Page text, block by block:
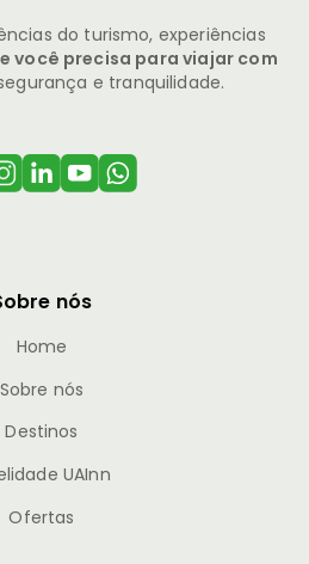
do turismo, experiências
você precisa para viajar com
e tranquilidade.
nós
Home
Sobre nós
Destinos
UAInn
Ofertas